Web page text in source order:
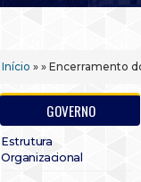
Início » » Encerramento
GOVERNO
Estrutura
Organizacional